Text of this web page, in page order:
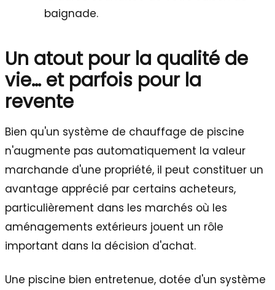
baignade.
Un atout pour la qualité de
vie… et parfois pour la
revente
Bien qu'un système de chauffage de piscine
n'augmente pas automatiquement la valeur
marchande d'une propriété, il peut constituer un
avantage apprécié par certains acheteurs,
particulièrement dans les marchés où les
aménagements extérieurs jouent un rôle
important dans la décision d'achat.
Une piscine bien entretenue, dotée d'un système